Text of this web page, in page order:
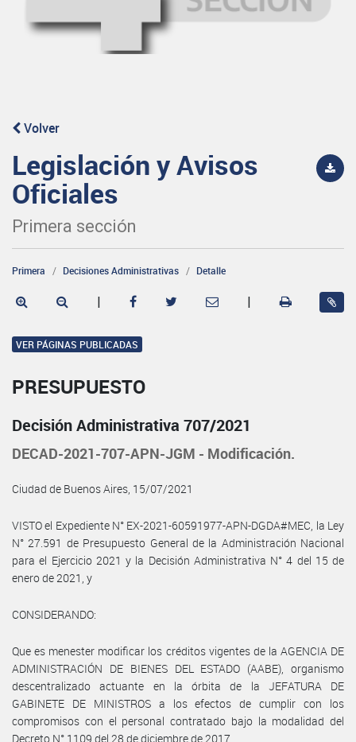
Volver
Legislación y Avisos
Oficiales
Primera sección
Primera Decisiones Administrativas Detalle
| |
VER PÁGINAS PUBLICADAS
PRESUPUESTO
Decisión Administrativa 707/2021
DECAD-2021-707-APN-JGM - Modificación.
Ciudad de Buenos Aires, 15/07/2021
VISTO el Expediente N° EX-2021-60591977-APN-DGDA#MEC, la Ley
N° 27.591 de Presupuesto General de la Administración Nacional
para el Ejercicio 2021 y la Decisión Administrativa N° 4 del 15 de
enero de 2021, y
CONSIDERANDO:
Que es menester modificar los créditos vigentes de la AGENCIA DE
ADMINISTRACIÓN DE BIENES DEL ESTADO (AABE), organismo
descentralizado actuante en la órbita de la JEFATURA DE
GABINETE DE MINISTROS a los efectos de cumplir con los
compromisos con el personal contratado bajo la modalidad del
Decreto N° 1109 del 28 de diciembre de 2017.